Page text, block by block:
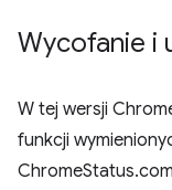
Wycofanie i
W tej wersji
funkcji